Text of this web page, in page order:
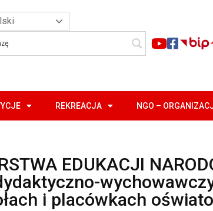
REKREACJA NGO –
EDUKACJI
i placówkach